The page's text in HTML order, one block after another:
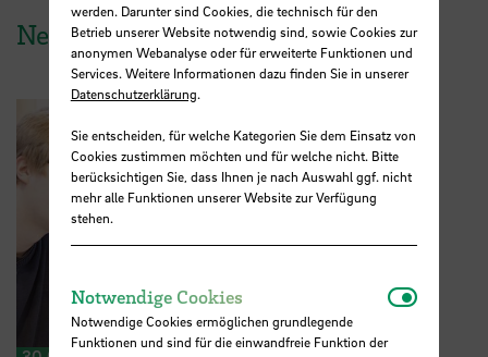
News aus der HSB
werden. Darunter sind Cookies, die technisch für den
Betrieb unserer Website notwendig sind, sowie Cookies zur
anonymen Webanalyse oder für erweiterte Funktionen und
Services. Weitere Informationen dazu finden Sie in unserer
Datenschutzerklärung.
Sie entscheiden, für welche Kategorien Sie dem Einsatz von
Cookies zustimmen möchten und für welche nicht. Bitte
berücksichtigen Sie, dass Ihnen je nach Auswahl ggf. nicht
mehr alle Funktionen unserer Website zur Verfügung
stehen.
Notwendige Cookies
Notwendige Cookies ermöglichen grundlegende
Funktionen und sind für die einwandfreie Funktion der